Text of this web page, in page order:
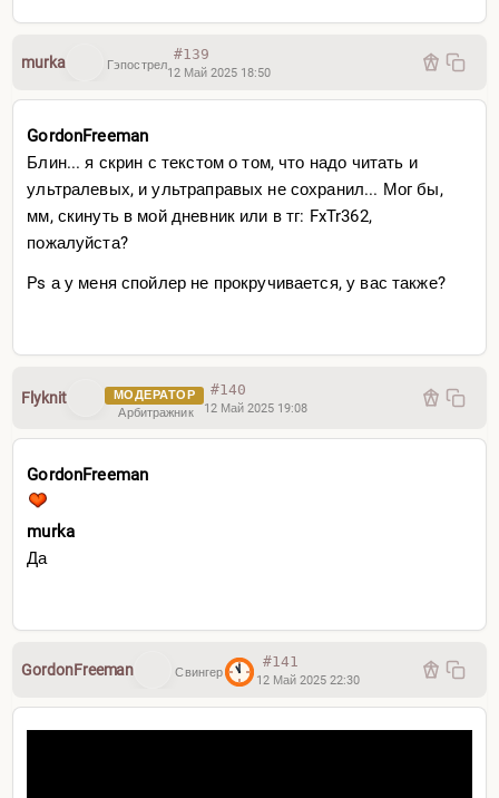
по делу ничего нету. (Слушал пару раз — может
упустил что). Спойлерит будто бы.
Я прочесал хронологию немного
murka Гэпострел
#139
12 Май 2025 18:50
GordonFreeman
Блин... я скрин с текстом о том, что надо читать и
ультралевых, и ультраправых не сохранил... Мог бы,
мм, скинуть в мой дневник или в тг: FxTr362,
пожалуйста?
Ps а у меня спойлер не прокручивается, у вас также?
Flyknit
МОДЕРАТОР
Арбитражник
#140
12 Май 2025 19:08
GordonFreeman
murka
Да
GordonFreeman Свингер
#141
12 Май 2025 22:30